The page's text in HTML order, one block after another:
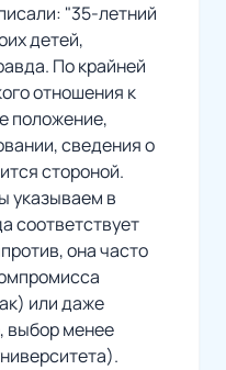
"35-летний
детей,
По крайней
отношения к
положение,
сведения о
стороной.
указываем в
соответствует
она часто
или даже
выбор менее